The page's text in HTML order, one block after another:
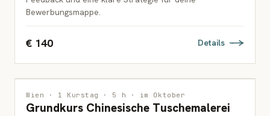
Bewerbungsmappe.
€ 140 Details
MALEREI
ERWACHSENE
Wien · 1 Kurstag · 5 h · im Oktober
Grundkurs Chinesische Tuschemalerei